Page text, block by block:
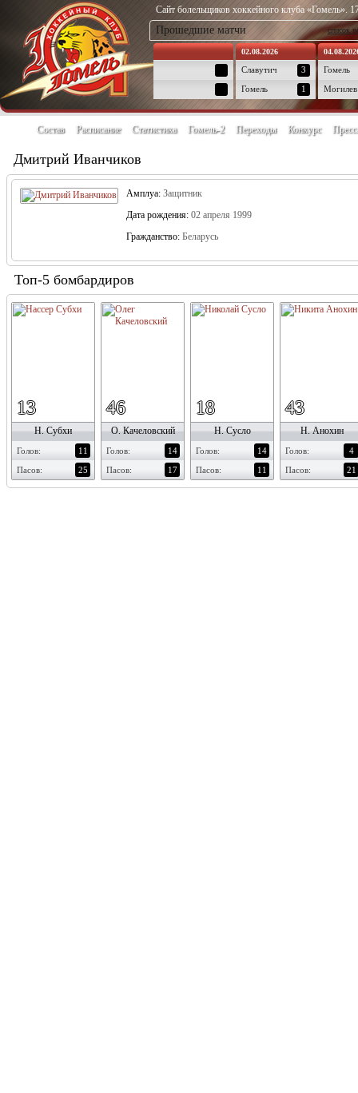
Сайт болельщиков хоккейного клуба «Гомель».
Прошедшие матчи список
02.08.2026
Славутич
3
Гомель
1
Гомель
Могилев
Состав Расписание Статистика Гомель-2 Переходы Конкурс
Дмитрий Иванчиков
Амплуа: Защитник
Дата рождения: 02 апреля 1999
Гражданство: Беларусь
Топ-5 бомбардиров
13
Н. Субхи
Голов:
11
Пасов:
25
46
О. Качеловский
Голов:
14
Пасов:
17
18
Н. Сусло
Голов:
14
Пасов:
11
43
Н. Анохин
Голов:
4
Пасов:
21